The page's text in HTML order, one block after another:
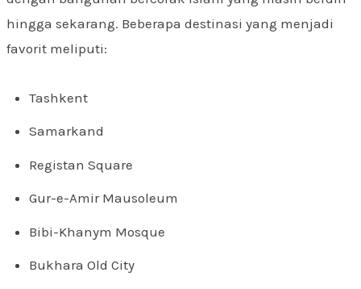
hingga sekarang. Beberapa destinasi yang menjadi
favorit meliputi:
Tashkent
Samarkand
Registan Square
Gur-e-Amir Mausoleum
Bibi-Khanym Mosque
Bukhara Old City